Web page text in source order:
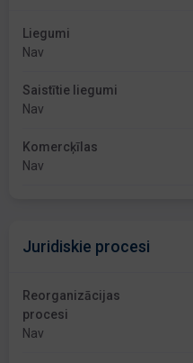
Liegumi
Nav
Saistītie liegumi
Nav
Komercķīlas
Nav
Juridiskie procesi
Reorganizācijas
procesi
Nav